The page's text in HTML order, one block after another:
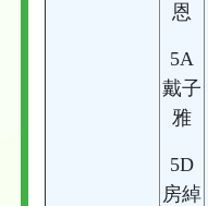
恩
5A
戴子
雅
5D
房綽